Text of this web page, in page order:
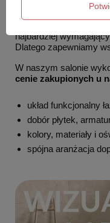
najbardziej
Dlatego zapewniamy
W naszym salonie
cenie zakupionych u
układ funkcjonalny
dobór płytek,
kolory, materiały i
spójna aranżacja